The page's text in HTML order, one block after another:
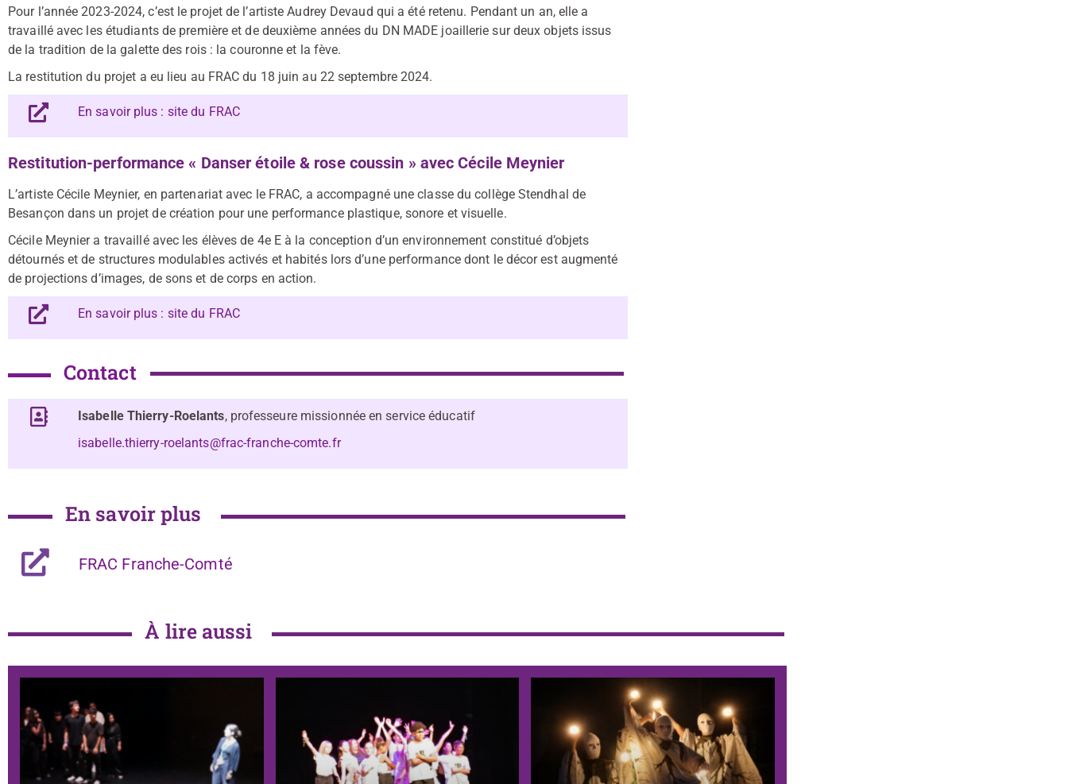
Pour l’année 2023-2024, c’est le projet de l’artiste Audrey Devaud qui a été retenu. Pendant un an, elle a
travaillé avec les étudiants de première et de deuxième années du DN MADE joaillerie sur deux objets issus
de la tradition de la galette des rois : la couronne et la fève.
La restitution du projet a eu lieu au FRAC du 18 juin au 22 septembre 2024.
En savoir plus : site du FRAC
Restitution-performance « Danser étoile & rose coussin » avec Cécile Meynier
L’artiste Cécile Meynier, en partenariat avec le FRAC, a accompagné une classe du collège Stendhal de
Besançon dans un projet de création pour une performance plastique, sonore et visuelle.
Cécile Meynier a travaillé avec les élèves de 4e E à la conception d’un environnement constitué d’objets
détournés et de structures modulables activés et habités lors d’une performance dont le décor est augmenté
de projections d’images, de sons et de corps en action.
En savoir plus : site du FRAC
Contact
Isabelle Thierry-Roelants, professeure missionnée en service éducatif
isabelle.thierry-roelants@frac-franche-comte.fr
En savoir plus
FRAC Franche-Comté
À lire aussi